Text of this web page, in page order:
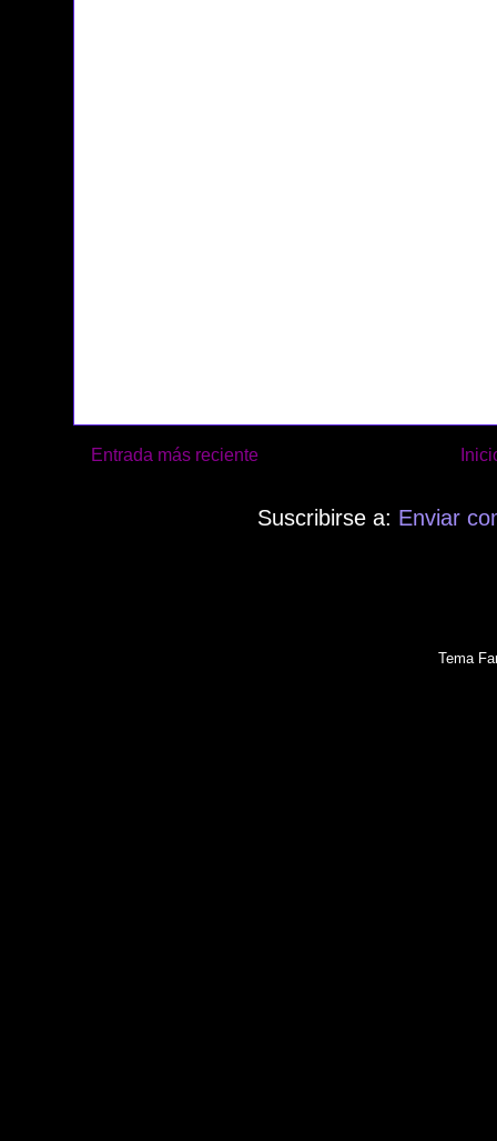
Entrada más reciente
Suscribirse a: Enviar
Tema